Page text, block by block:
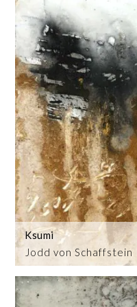
Jodd von Schaffstein
Ksumi